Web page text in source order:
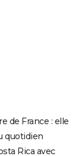
de France : elle
quotidien
Rica avec